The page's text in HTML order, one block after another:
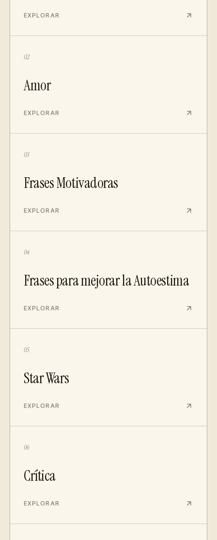
EXPLORAR
02
Amor
EXPLORAR
03
Frases Motivadoras
EXPLORAR
04
Frases para mejorar la Autoestima
EXPLORAR
05
Star Wars
EXPLORAR
06
Crítica
EXPLORAR